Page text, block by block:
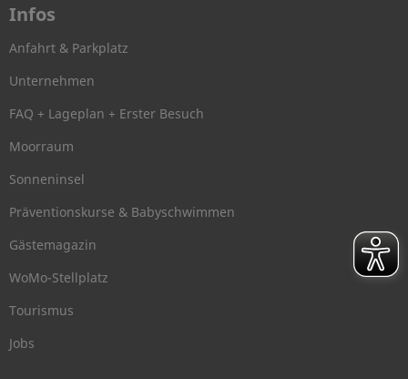
Infos
Anfahrt & Parkplatz
Unternehmen
FAQ + Lageplan + Erster Besuch
Moorraum
Sonneninsel
Präventionskurse & Babyschwimmen
Gästemagazin
WoMo-Stellplatz
Tourismus
Jobs